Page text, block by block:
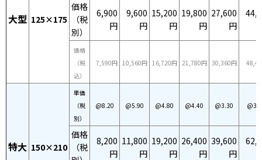
大型 125×175
価格
（税
別）
6,900
円
9,600
円
15,200
円
19,800
円
27,600
円
価格
（税
込）
7,590円 10,560円 16,720円 21,780円 30,360円
特大 150×210
単価
（税
別）
@8.20 @5.90 @4.80 @4.40 @3.30
価格
（税
8,200
円
11,800
円
19,200
円
26,400
円
39,600
円